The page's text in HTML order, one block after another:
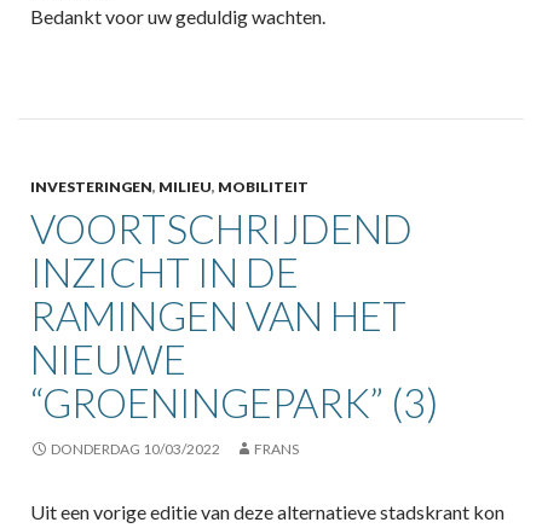
Bedankt voor uw geduldig wachten.
INVESTERINGEN, MILIEU, MOBILITEIT
VOORTSCHRIJDEND
INZICHT IN DE
RAMINGEN VAN HET
NIEUWE
“GROENINGEPARK” (3)
DONDERDAG 10/03/2022 FRANS
Uit een vorige editie van deze alternatieve stadskrant kon